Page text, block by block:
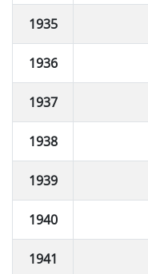
1935
1936
1937
1938
1939
1940
1941